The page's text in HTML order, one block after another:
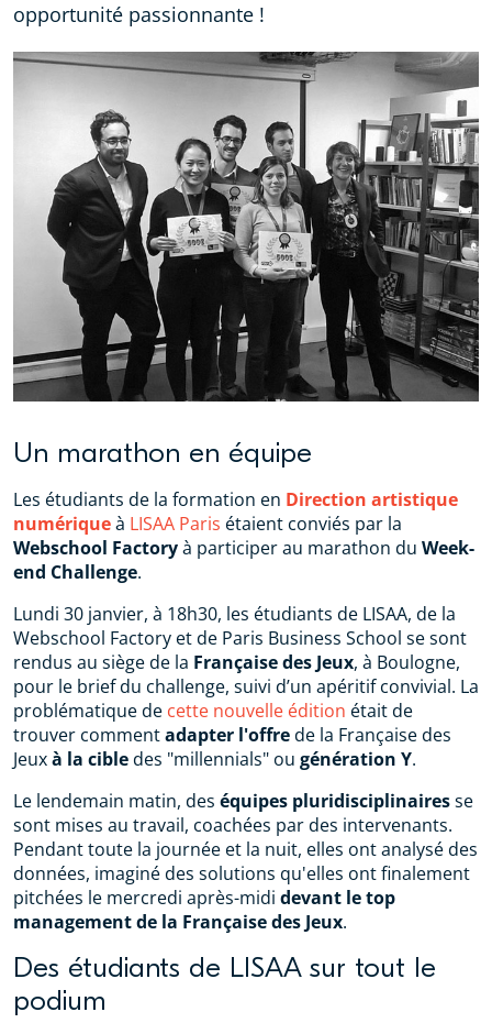
opportunité passionnante !
Un marathon en équipe
Les étudiants de la formation en Direction artistique
numériqueà LISAA Paris étaient conviés par la
Webschool Factoryà participer au marathon du Week-
end Challenge.
Lundi 30 janvier, à 18h30, les étudiants de LISAA, de la
Webschool Factory et de Paris Business School se sont
rendus au siège de la Française des Jeux, à Boulogne,
pour le brief du challenge, suivi d’un apéritif convivial. La
problématique de cette nouvelle édition était de
trouver commentadapter l'offrede la Française des
Jeuxà la cibledes "millennials" ou génération Y.
Le lendemain matin, des équipes pluridisciplinairesse
sont mises au travail, coachées par des intervenants.
Pendant toute la journée et la nuit, elles ont analysé des
données, imaginé des solutions qu'elles ont finalement
pitchées le mercredi après-midi devant le top
management de la Française des Jeux.
Des étudiants de LISAA sur tout le
podium